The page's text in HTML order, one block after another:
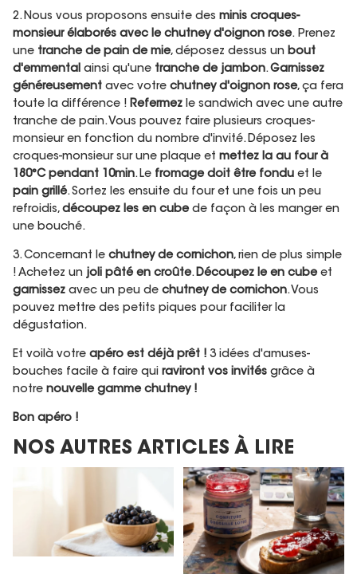
2. Nous vous proposons ensuite des minis croques-
monsieur élaborés avec le chutney d'oignon rose. Prenez
une tranche de pain de mie, déposez dessus un bout
d'emmental ainsi qu'une tranche de jambon.Garnissez
généreusement avec votre chutney d'oignon rose, ça fera
toute la différence ! Refermez le sandwich avec une autre
tranche de pain. Vous pouvez faire plusieurs croques-
monsieur en fonction du nombre d'invité. Déposez les
croques-monsieur sur une plaque et mettez la au four à
180°C pendant 10min. Le fromage doit être fondu et le
pain grillé. Sortez les ensuite du four et une fois un peu
refroidis,découpez les en cubede façon à les manger en
une bouché.
3. Concernant le chutney de cornichon, rien de plus simple
! Achetez un joli pâté en croûte.Découpez le en cubeet
garnissez avec un peu de chutney de cornichon. Vous
pouvez mettre des petits piques pour faciliter la
dégustation.
Et voilà votre apéro est déjà prêt ! 3 idées d'amuses-
bouches facile à faire qui raviront vos invités grâce à
notre nouvelle gamme chutney !
Bon apéro !
NOS AUTRES ARTICLES À LIRE
La groseille, perles rouges
des faubourgs